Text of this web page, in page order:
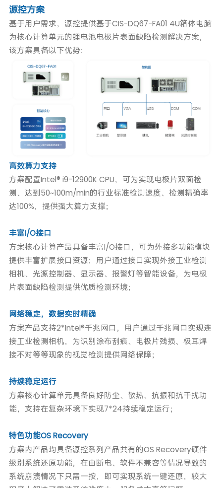
源控方案
基于用户需求，源控提供基于CIS-DQ67-FA01 4U箱体电脑
为核心计算单元的锂电池电极片表面缺陷检测解决方案，
该方案具备以下优势：
高效算力支持
方案配置Intel® i9-12900K CPU，可为实现电极片双面检
测、达到50~100m/min的行业标准检测速度、检测精确率
达100%，提供强大算力支撑；
丰富I/O接口
方案核心计算产品具备丰富I/O接口，可为外接多功能模块
提供丰富扩展接口资源；用户通过接口实现外接工业检测
相机、光源控制器、显示器、报警灯等智能设备，为电极
片表面缺陷检测提供优质检测环境；
网络稳定，数据实时精确
方案产品支持2*Intel®千兆网口，用户通过千兆网口实现连
接工业检测相机，为识别涂布刮痕、电极片残损、极耳焊
接不对等等现象的视觉检测提供网络保障；
持续稳定运行
方案核心计算单元具备良好防尘、散热、抗振和抗干扰功
能，支持在复杂环境下实现7*24持续稳定运行；
特色功能OS Recovery
方案内产品均具备源控系列产品共有的OS Recovery硬件
级别系统还原功能，在由断电、软件不兼容等情况导致的
系统崩溃情况下只需一按，即可实现系统一键还原，较大